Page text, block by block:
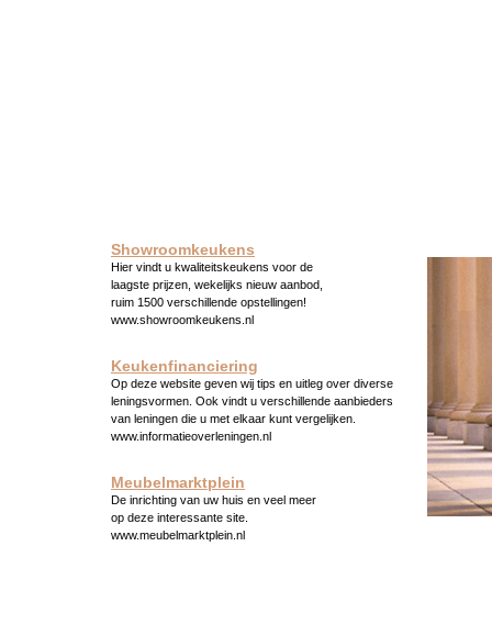
Showroomkeukens
Hier vindt u kwaliteitskeukens voor de
laagste prijzen, wekelijks nieuw aanbod,
ruim 1500 verschillende opstellingen!
www.showroomkeukens.nl
Keukenfinanciering
Op deze website geven wij tips en uitleg over diverse
leningsvormen. Ook vindt u verschillende aanbieders
van leningen die u met elkaar kunt vergelijken.
www.informatieoverleningen.nl
Meubelmarktplein
De inrichting van uw huis en veel meer
op deze interessante site.
www.meubelmarktplein.nl